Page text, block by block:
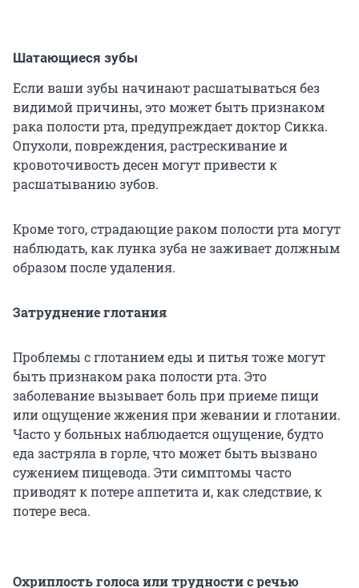
Шатающиеся зубы
Если ваши зубы начинают расшатываться без
видимой причины, это может быть признаком
рака полости рта, предупреждает доктор Сикка.
Опухоли, повреждения, растрескивание и
кровоточивость десен могут привести к
расшатыванию зубов.
Кроме того, страдающие раком полости рта могут
наблюдать, как лунка зуба не заживает должным
образом после удаления.
Затруднение глотания
Проблемы с глотанием еды и питья тоже могут
быть признаком рака полости рта. Это
заболевание вызывает боль при приеме пищи
или ощущение жжения при жевании и глотании.
Часто у больных наблюдается ощущение, будто
еда застряла в горле, что может быть вызвано
сужением пищевода. Эти симптомы часто
приводят к потере аппетита и, как следствие, к
потере веса.
Охриплость голоса или трудности с речью